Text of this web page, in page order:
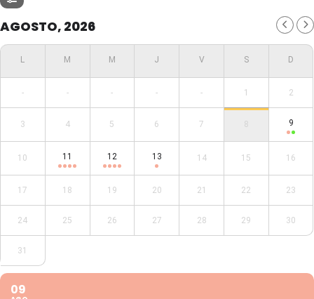
AGOSTO, 2026
- - - - - 1 2
3 4 5 6 7 8 9
10 11 12 13 14 15 16
17 18 19 20 21 22 23
24 25 26 27 28 29 30
31
09